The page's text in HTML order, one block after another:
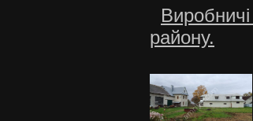
району.